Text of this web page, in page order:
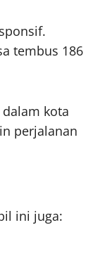
tembus 186
kota
perjalanan
ini juga: